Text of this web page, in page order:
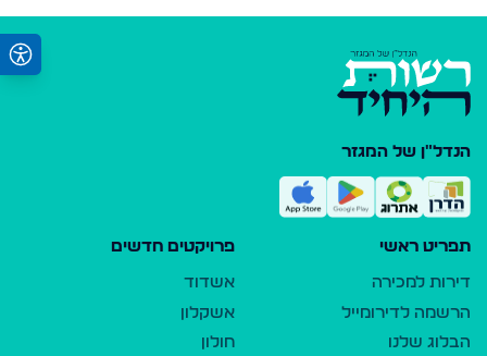
הנדל"ן של המגזר
תפריט ראשי
דירות למכירה
הרשמה לדירומייל
הבלוג שלנו
פרויקטים חדשים
אשדוד
אשקלון
חולון